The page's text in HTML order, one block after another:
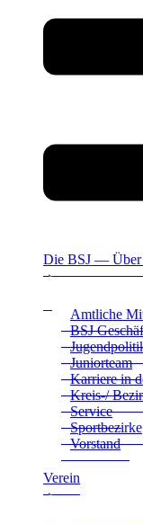
Die BSJ — Über
Amt­li­che
BSJ
Juni­or­team
Kar­riere in
Kreis-/
Ser­vice
Sport­be­zirke
Vor­stand
Ver­ein